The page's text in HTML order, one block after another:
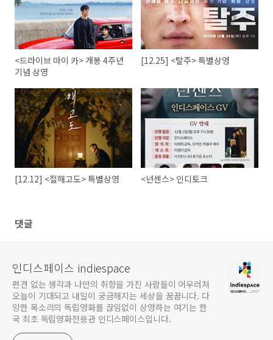
<드라이브 마이 카> 개봉 4주년
기념 상영
[12.25] <탈주> 특별상영
[12.12] <절해고도> 특별상영 <넌센스> 인디토크
댓글
인디스페이스 indiespace
편견 없는 생각과 나만의 취향을 가진 사람들이 어우러져
오늘이 기대되고 내일이 궁금해지는 세상을 꿈꿉니다. 다
양한 목소리의 독립영화를 끊임없이 상영하는 여기는 한
국 최초 독립영화전용관 인디스페이스입니다.